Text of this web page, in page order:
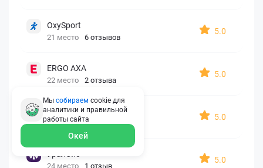
OxySport
21 место 6 отзывов
5.0
ERGO AXA
22 место 2 отзыва
5.0
Oxy Travel Premium
23 место 1 отзыв
5.0
24 место 1 отзыв
5.0
Мы собираем cookie для
аналитики и правильной
работы сайта
Окей